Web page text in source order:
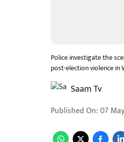
Police investigate the
post-election violence in
Saam Tv
Published On:07